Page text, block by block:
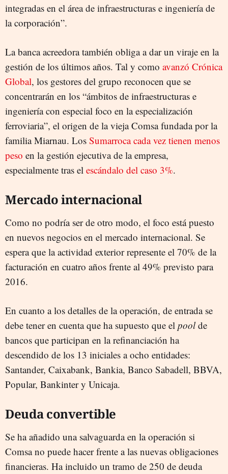
integradas en el área de infraestructuras e ingeniería de
la corporación”.
La banca acreedora también obliga a dar un viraje en la
gestión de los últimos años. Tal y como avanzó Crónica
Global, los gestores del grupo reconocen que se
concentrarán en los “ámbitos de infraestructuras e
ingeniería con especial foco en la especialización
ferroviaria”, el origen de la vieja Comsa fundada por la
familia Miarnau. Los Sumarroca cada vez tienen menos
peso en la gestión ejecutiva de la empresa,
especialmente tras el escándalo del caso 3%.
Mercado internacional
Como no podría ser de otro modo, el foco está puesto
en nuevos negocios en el mercado internacional. Se
espera que la actividad exterior represente el 70% de la
facturación en cuatro años frente al 49% previsto para
2016.
En cuanto a los detalles de la operación, de entrada se
debe tener en cuenta que ha supuesto que el poolde
bancos que participan en la refinanciación ha
descendido de los 13 iniciales a ocho entidades:
Santander, Caixabank, Bankia, Banco Sabadell, BBVA,
Popular, Bankinter y Unicaja.
Deuda convertible
Se ha añadido una salvaguarda en la operación si
Comsa no puede hacer frente a las nuevas obligaciones
financieras. Ha incluido un tramo de 250 de deuda